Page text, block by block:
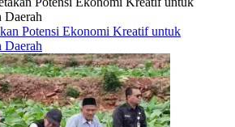
Potensi Ekonomi Kreatif untuk
Daerah